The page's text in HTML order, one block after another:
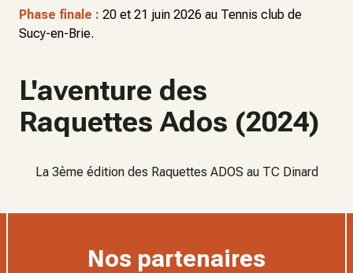
Phase finale : 20 et 21 juin 2026 au Tennis club de
Sucy-en-Brie.
L'aventure des
Raquettes Ados (2024)
La 3ème édition des Raquettes ADOS au TC Dinard
Nos partenaires